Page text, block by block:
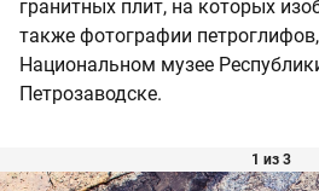
гранитных плит, на которых
также фотографии
Национальном музее
Петрозаводске.
1 из 3